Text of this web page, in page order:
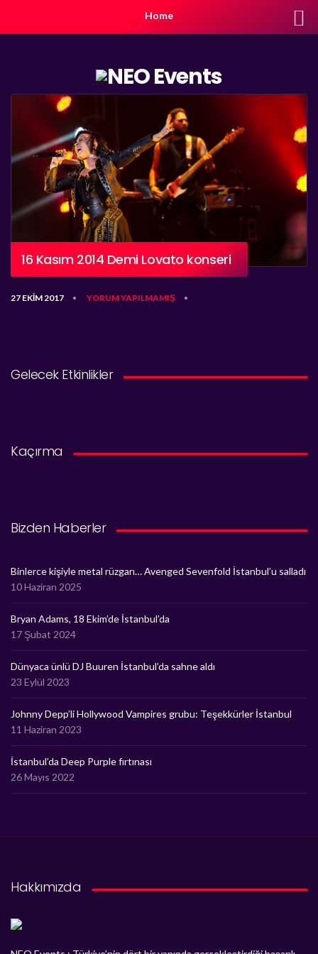
Home
16 Kasım 2014 Demi Lovato konseri
27 EKIM 2017 • YORUM YAPILMAMIŞ •
Gelecek Etkinlikler
Kaçırma
Bizden Haberler
Binlerce kişiyle metal rüzgarı… Avenged Sevenfold İstanbul’u salladı
10 Haziran 2025
Bryan Adams, 18 Ekim’de İstanbul’da
17 Şubat 2024
Dünyaca ünlü DJ Buuren İstanbul’da sahne aldı
23 Eylül 2023
Johnny Depp’li Hollywood Vampires grubu: Teşekkürler İstanbul
11 Haziran 2023
İstanbul’da Deep Purple fırtınası
26 Mayıs 2022
Hakkımızda